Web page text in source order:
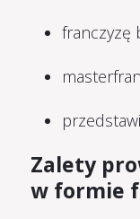
franczyzę
Zalety
w formie